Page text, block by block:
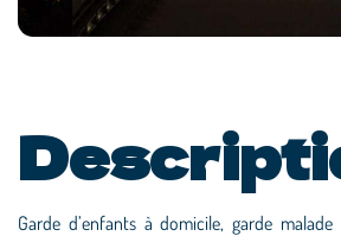
Garde d’enfants à domicile, garde malade